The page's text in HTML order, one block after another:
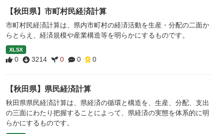
【秋田県】市町村民経済計算
市町村民経済計算は、県内市町村の経済活動を生産・分配の二面か
らとらえ、経済規模や産業構造等を明らかにするものです。
XLSX
0 3214 0 0 0
【秋田県】県民経済計算
秋田県県民経済計算は、県経済の循環と構造を、生産、分配、支出
の三面にわたり把握することによって、県経済の実態を体系的に明
らかにするものです。